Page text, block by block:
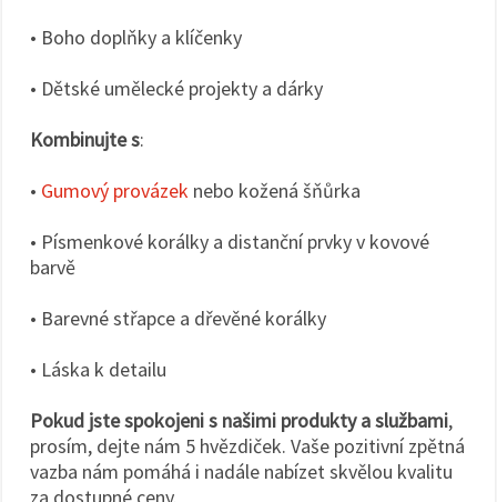
• Boho doplňky a klíčenky
• Dětské umělecké projekty a dárky
Kombinujte s:
• Gumový provázek nebo kožená šňůrka
• Písmenkové korálky a distanční prvky v kovové
barvě
• Barevné střapce a dřevěné korálky
• Láska k detailu
Pokud jste spokojeni s našimi produkty a službami,
prosím, dejte nám 5 hvězdiček. Vaše pozitivní zpětná
vazba nám pomáhá i nadále nabízet skvělou kvalitu
za dostupné ceny.